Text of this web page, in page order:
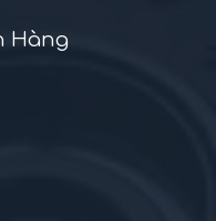
Hàng